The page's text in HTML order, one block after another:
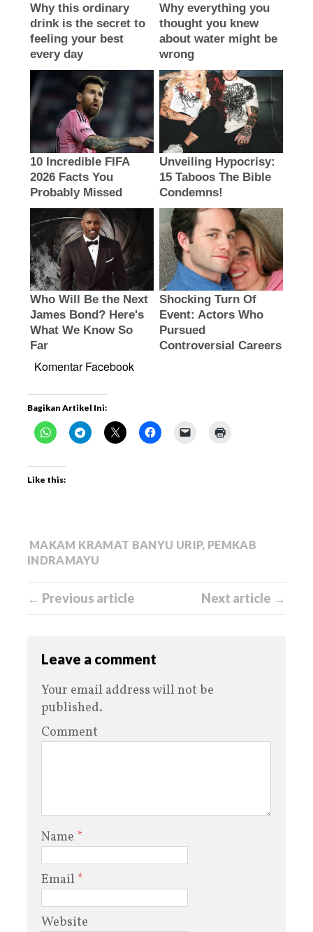
Komentar Facebook
Bagikan Artikel Ini:
Like this:
MAKAM KRAMAT BANYU URIP, PEMKAB
INDRAMAYU
← Previous article Next article →
Leave a comment
Your email address will not be
published.
Comment
Name *
Email *
Website